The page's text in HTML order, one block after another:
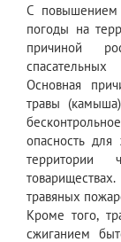
С повышением
погоды на
причиной
Основная
травы
опасность
территории
травяных
Кроме того,
сжиганием